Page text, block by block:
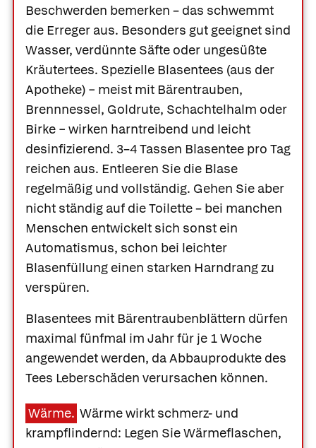
Beschwerden bemerken – das schwemmt
die Erreger aus. Besonders gut geeignet sind
Wasser, verdünnte Säfte oder ungesüßte
Kräutertees. Spezielle Blasentees (aus der
Apotheke) − meist mit Bärentrauben,
Brennnessel, Goldrute, Schachtelhalm oder
Birke − wirken harntreibend und leicht
desinfizierend. 3–4 Tassen Blasentee pro Tag
reichen aus. Entleeren Sie die Blase
regelmäßig und vollständig. Gehen Sie aber
nicht ständig auf die Toilette – bei manchen
Menschen entwickelt sich sonst ein
Automatismus, schon bei leichter
Blasenfüllung einen starken Harndrang zu
verspüren.
Blasentees mit Bärentraubenblättern dürfen
maximal fünfmal im Jahr für je 1 Woche
angewendet werden, da Abbauprodukte des
Tees Leberschäden verursachen können.
Wärme. Wärme wirkt schmerz- und
krampflindernd: Legen Sie Wärmeflaschen,